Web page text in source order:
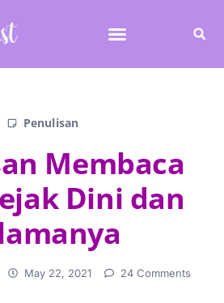
Penulisan
Membaca
Dini dan
May 22, 2021 24 Comments